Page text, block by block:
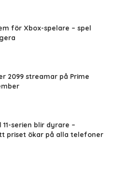
för Xbox-spelare – spel
2099 streamar på Prime
11-serien blir dyrare –
priset ökar på alla telefoner